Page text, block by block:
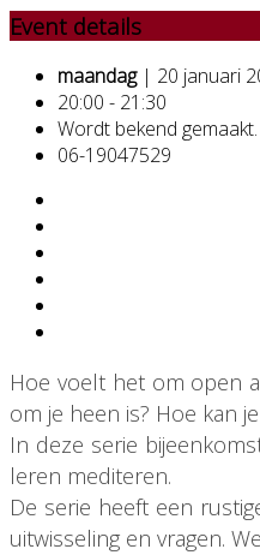
Event details
maandag| 20 januari
20:00 - 21:30
Wordt bekend gemaakt.
06-19047529
Hoe voelt het om open
om je heen is? Hoe kan
In deze serie
leren mediteren.
De serie heeft een
uitwisseling en vragen.